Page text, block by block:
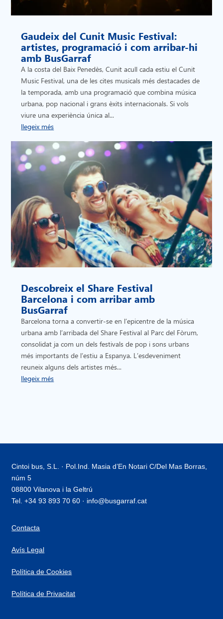
Gaudeix del Cunit Music Festival:
artistes, programació i com arribar-hi
amb BusGarraf
A la costa del Baix Penedès, Cunit acull cada estiu el Cunit
Music Festival, una de les cites musicals més destacades de
la temporada, amb una programació que combina música
urbana, pop nacional i grans èxits internacionals. Si vols
viure una experiència única al...
llegeix més
Descobreix el Share Festival
Barcelona i com arribar amb
BusGarraf
Barcelona torna a convertir-se en l’epicentre de la música
urbana amb l’arribada del Share Festival al Parc del Fòrum,
consolidat ja com un dels festivals de pop i sons urbans
més importants de l’estiu a Espanya. L’esdeveniment
reuneix alguns dels artistes més...
llegeix més
Cintoi bus, S.L. · Pol.Ind. Masia d’En Notari C/Del Mas Borras,
núm 5
08800 Vilanova i la Geltrú
Tel. +34 93 893 70 60 · info@busgarraf.cat
Contacta
Avís Legal
Política de Cookies
Política de Privacitat